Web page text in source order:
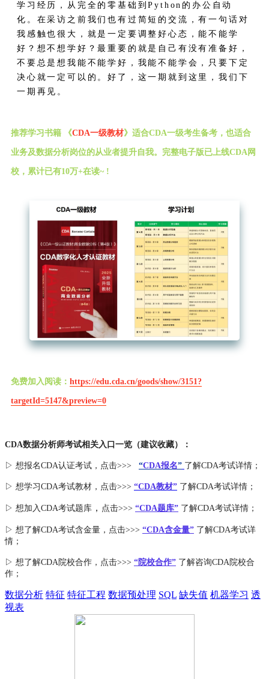
学习经历，从完全的零基础到Python的办公自动
化。在采访之前我们也有过简短的交流，有一句话对
我感触也很大，就是一定要调整好心态，能不能学
好？想不想学好？最重要的就是自己有没有准备好，
不要总是想我能不能学好，我能不能学会，只要下定
决心就一定可以的。好了，这一期就到这里，我们下
一期再见。
推荐学习书籍 《CDA一级教材》适合CDA一级考生备考，也适合
业务及数据分析岗位的从业者提升自我。完整电子版已上线CDA网
校，累计已有10万+在读~ !
免费加入阅读： https://edu.cda.cn/goods/show/3151?
targetId=5147&preview=0
CDA数据分析师考试相关入口一览（建议收藏）：
▷ 想报名CDA认证考试，点击>>> “CDA报名” 了解CDA考试详情；
▷ 想学习CDA考试教材，点击>>> “CDA教材” 了解CDA考试详情；
▷ 想加入CDA考试题库 ， 点击>>> “CDA题库” 了解CDA考试详情；
▷ 想了解CDA考试含金量 ，点击>>> “CDA含金量” 了解CDA考试详
情；
▷ 想了解CDA院校合作 ，点击>>> “院校合作” 了解咨询CDA院校合
作；
数据分析 特征 特征工程 数据预处理 SQL 缺失值 机器学习 透
视表